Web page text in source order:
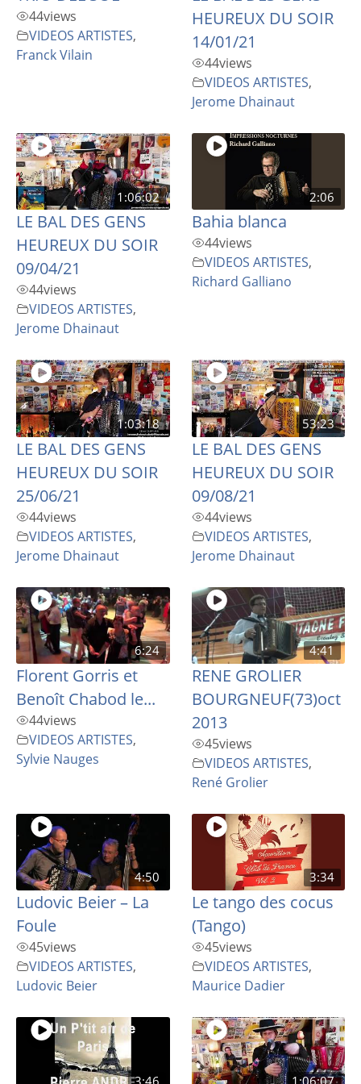
44views
VIDEOS ARTISTES,
Franck Vilain
HEUREUX DU SOIR
14/01/21
44views
VIDEOS ARTISTES,
Jerome Dhainaut
1:06:02
LE BAL DES GENS
HEUREUX DU SOIR
09/04/21
44views
VIDEOS ARTISTES,
Jerome Dhainaut
2:06
Bahia blanca
44views
VIDEOS ARTISTES,
Richard Galliano
1:03:18
LE BAL DES GENS
HEUREUX DU SOIR
25/06/21
44views
VIDEOS ARTISTES,
Jerome Dhainaut
53:23
LE BAL DES GENS
HEUREUX DU SOIR
09/08/21
44views
VIDEOS ARTISTES,
Jerome Dhainaut
6:24
Florent Gorris et
Benoît Chabod le...
44views
VIDEOS ARTISTES,
Sylvie Nauges
4:41
RENE GROLIER
BOURGNEUF(73)oct
2013
45views
VIDEOS ARTISTES,
René Grolier
4:50
Ludovic Beier – La
Foule
45views
VIDEOS ARTISTES,
Ludovic Beier
3:34
Le tango des cocus
(Tango)
45views
VIDEOS ARTISTES,
Maurice Dadier
3:46 1:06:07